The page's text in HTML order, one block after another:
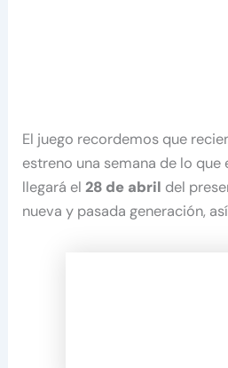
El juego recordemos que
estreno una semana de lo
llegará el28 de abril del
nueva y pasada generación,